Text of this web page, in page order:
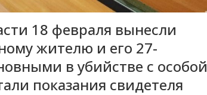
18 февраля вынесли
жителю и его 27-
в убийстве с особой
показания свидетеля